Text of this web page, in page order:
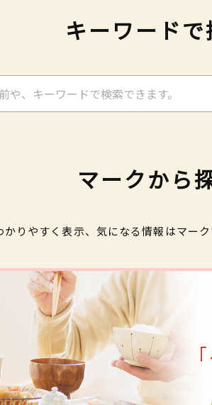
キーワードで
マークから
りやすく表示、気になる情報はマー